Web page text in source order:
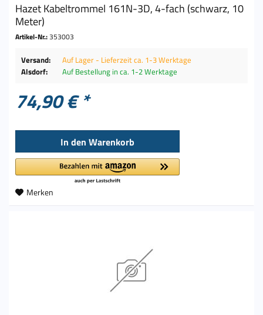
Hazet Kabeltrommel 161N-3D, 4-fach (schwarz, 10
Meter)
Artikel-Nr.:353003
Versand:
Auf Lager - Lieferzeit ca. 1-3 Werktage
Alsdorf:
Auf Bestellung in ca. 1-2 Werktage
74,90 € *
In den Warenkorb
Merken